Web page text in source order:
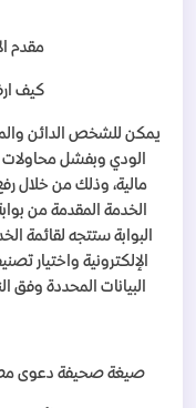
مقدم
كيف
يمكن للشخص الدائن
الودي وبفشل محاولات
مالية، وذلك من خلال
الخدمة المقدمة من
البوابة ستتجه لقائمة
الإلكترونية واختيار
البيانات المحددة وفق
صيغة صحيفة دعوى